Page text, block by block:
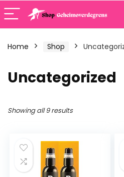
Home Shop
Uncategorized
Showing all 9 results